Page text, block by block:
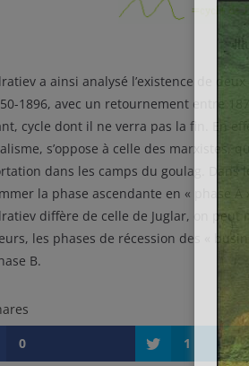
a ainsi analysé l’existence de
1896, avec un retournement entre
cycle dont il ne verra pas la fin. En
s’oppose à celle des marxistes,
dans les camps du goulag. Dans
la phase ascendante en « phase
diffère de celle de Juglar, on peut
les phases de récession des «
B.
0
1